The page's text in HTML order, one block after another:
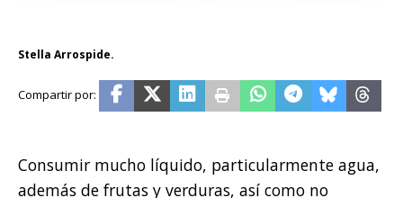
Stella Arrospide.
Consumir mucho líquido, particularmente agua,
además de frutas y verduras, así como no